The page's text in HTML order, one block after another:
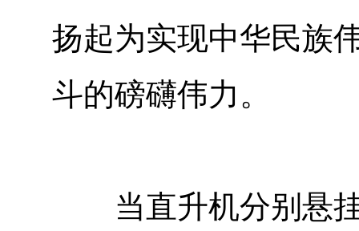
扬起为实现中华民族
斗的磅礴伟力。
当直升机分别悬挂“